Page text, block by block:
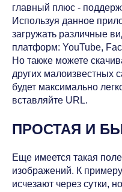
главный плюс -
Используя данное
загружать различные
платформ: YouTube,
Но также можете
других малоизвестных
будет максимально
вставляйте URL.
ПРОСТАЯ И
Еще имеется такая
изображений. К
исчезают через сутки,